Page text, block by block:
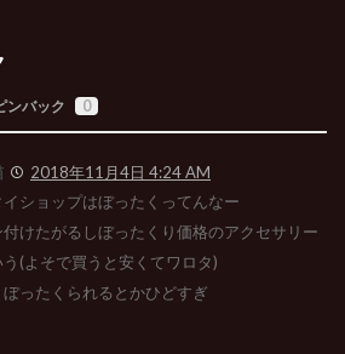
ンバック 0
2018年11月4日 4:24 AM
ショップはぼったくってんなー
けたがるしぼったくり価格のアクセサリー
(よそで買うと安くてワロタ)
ったくられるとかひどすぎ